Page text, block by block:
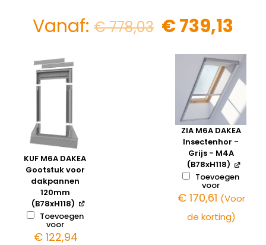
Vanaf: €778,03 €739,13
KUF M6A DAKEA
Gootstuk voor
dakpannen
120mm
(B78xH118)
Toevoegen
voor
€122,94
ZIA M6A DAKEA
Insectenhor -
Grijs - M4A
(B78xH118)
Toevoegen
voor
€ 170,61 (Voor
de korting)